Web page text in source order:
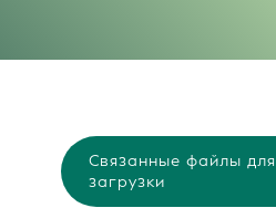
Связанные файлы для
загрузки